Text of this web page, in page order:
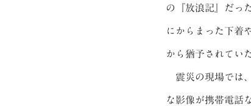
の『放浪記』だっ
にからまった下着
から猶予されてい
震災の現場では
な影像が携帯電話